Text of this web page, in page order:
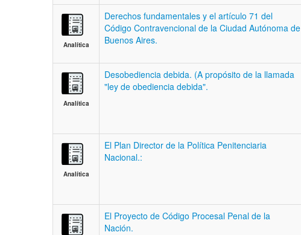
Analítica
Derechos fundamentales y el artículo 71 del
Código Contravencional de la Ciudad Autónoma de
Buenos Aires.
Analítica
Desobediencia debida. (A propósito de la llamada
"ley de obediencia debida".
Analítica
El Plan Director de la Política Penitenciaria
Nacional.:
El Proyecto de Código Procesal Penal de la
Nación.